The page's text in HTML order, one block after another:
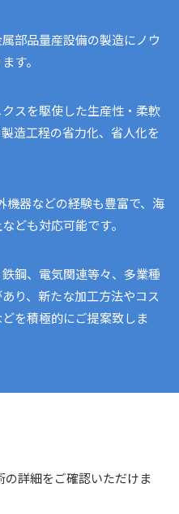
部品量産設備の製造にノウ
す。
スを駆使した生産性・柔軟
造工程の省力化、省人化を
機器などの経験も豊富で、海
ども対応可能です。
鋼、電気関連等々、多業種
り、新たな加工方法やコス
どを積極的にご提案致しま
の詳細をご確認いただけま